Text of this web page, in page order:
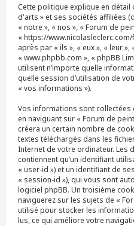
Cette politique explique en détail
d'arts » et ses sociétés affiliées
« notre », « nos », « Forum de
« https://
après par « ils », « eux », « leur »,
« www.phpbb.com », « phpBB
utilisent n’importe quelle
quelle session d’utilisation de
« vos informations »).
Vos informations sont collectées
en naviguant sur « Forum de
créera un certain nombre de
textes téléchargés dans les
Internet de votre ordinateur. Les
contiennent qu’un identifiant
« user-id ») et un identifiant de
« session-id »), qui vous sont
logiciel phpBB. Un troisième
naviguerez sur les sujets de «
utilisé pour stocker les
lus, ce qui améliore votre